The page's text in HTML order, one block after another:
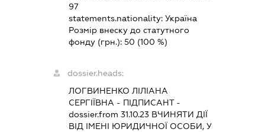
97
statements.nationality:Україна
Розмір внеску до статутного
фонду (грн.):50 (100 %)
dossier.heads:
ЛОГВИНЕНКО ЛІЛІАНА
СЕРГІЇВНА - ПІДПИСАНТ-
dossier.from 31.10.23 ВЧИНЯТИ ДІЇ
ВІД ІМЕНІ ЮРИДИЧНОЇ ОСОБИ, У